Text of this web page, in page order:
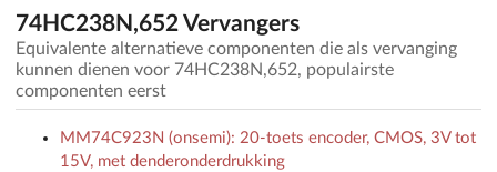
74HC238N,652 Vervangers
Equivalente alternatieve componenten die als vervanging
kunnen dienen voor 74HC238N,652, populairste
componenten eerst
MM74C923N (onsemi): 20-toets encoder, CMOS, 3V tot
15V, met denderonderdrukking